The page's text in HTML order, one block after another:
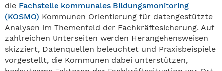
die Fachstelle kommunales Bildungsmonitoring
(KOSMO) Kommunen Orientierung für datengestützte
Analysen im Themenfeld der Fachkräftesicherung. Auf
zahlreichen Unterseiten werden Herangehensweisen
skizziert, Datenquellen beleuchtet und Praxisbeispiele
vorgestellt, die Kommunen dabei unterstützen,